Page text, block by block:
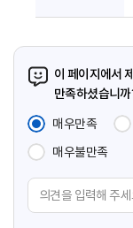
이 페이지에서
만족하셨습니까
매우만족
매우불만족
견